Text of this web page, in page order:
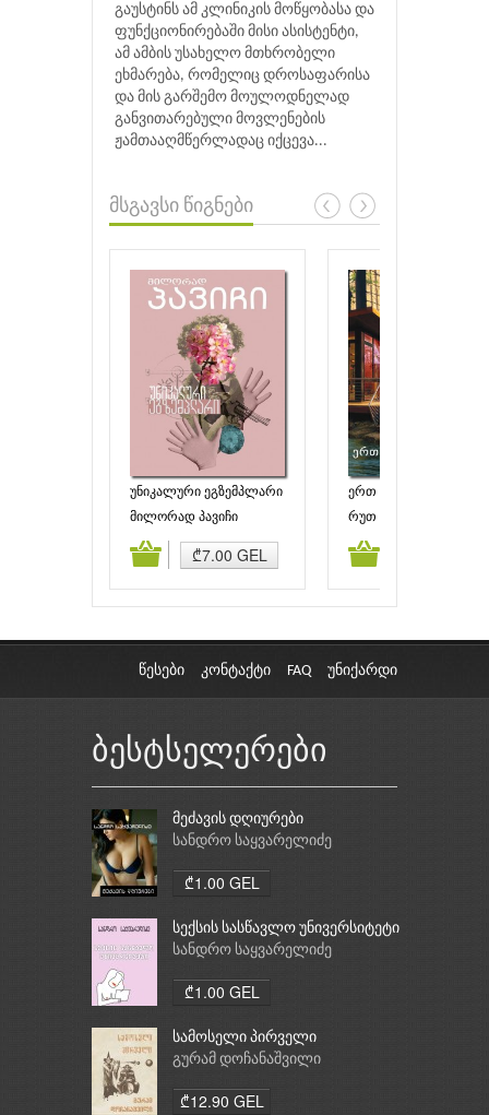
გაუსტინს ამ კლინიკის მოწყობასა და
ფუნქციონირებაში მისი ასისტენტი,
ამ ამბის უსახელო მთხრობელი
ეხმარება, რომელიც დროსაფარისა
და მის გარშემო მოულოდნელად
განვითარებული მოვლენების
ჟამთააღმწერლადაც იქცევა...
მსგავსი წიგნები
უნიკალური ეგზემპლარი
მილორად პავიჩი
₾7.00 GEL
ერთ ბნელ, ბნელ
რუთ უეარი
კალათაში დამატება კალათაში
წესები კონტაქტი FAQ უნიქარდი
ბესტსელერები
მეძავის დღიურები
სანდრო საყვარელიძე
₾1.00 GEL
სექსის სასწავლო უნივერსიტეტი
სანდრო საყვარელიძე
₾1.00 GEL
სამოსელი პირველი
გურამ დოჩანაშვილი
₾12.90 GEL